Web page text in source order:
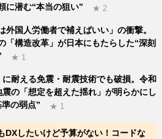
に潜む“本当の狙い”
★ 2
外国人労働者で補えばいい」の衝撃。
「構造改革」が日本にもたらした“深刻
★ 1
に耐える免震・耐震技術でも破損。令和
震の「想定を超えた揺れ」が明らかにし
の弱点”
★ 1
DXしたいけど予算がない！コードな